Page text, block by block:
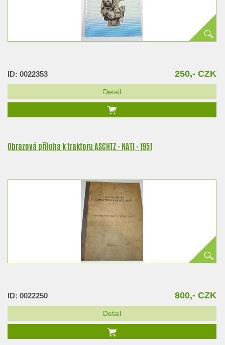
ID: 0022353 250,- CZK
Detail
Obrazová příloha k traktoru ASCHTZ - NATI - 1951
ID: 0022250 800,- CZK
Detail